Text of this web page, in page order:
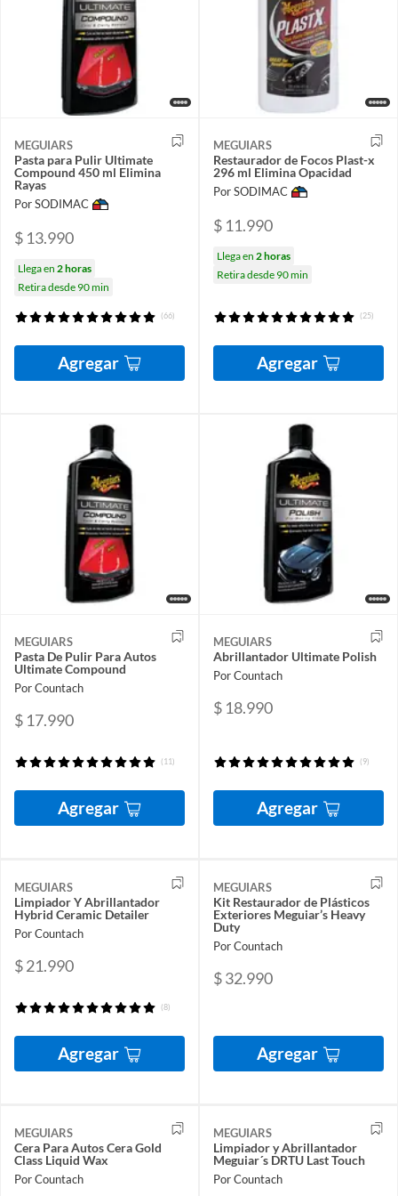
MEGUIARS
Pasta para Pulir Ultimate
Compound 450 ml Elimina
Rayas
Por SODIMAC
$ 13.990
Llega en 2 horas
Retira desde 90 min
(66)
Agregar
MEGUIARS
Restaurador de Focos Plast-x
296 ml Elimina Opacidad
Por SODIMAC
$ 11.990
Llega en 2 horas
Retira desde 90 min
(25)
Agregar
MEGUIARS
Pasta De Pulir Para Autos
Ultimate Compound
Por Countach
$ 17.990
(11)
Agregar
MEGUIARS
Abrillantador Ultimate Polish
Por Countach
$ 18.990
(9)
Agregar
MEGUIARS
Limpiador Y Abrillantador
Hybrid Ceramic Detailer
Por Countach
$ 21.990
(8)
Agregar
MEGUIARS
Kit Restaurador de Plásticos
Exteriores Meguiar’s Heavy
Duty
Por Countach
$ 32.990
Agregar
MEGUIARS
Cera Para Autos Cera Gold
Class Liquid Wax
Por Countach
MEGUIARS
Limpiador y Abrillantador
Meguiar´s DRTU Last Touch
Por Countach